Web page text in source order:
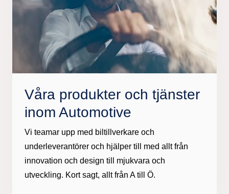
Våra produkter och tjänster
inom Automotive
Vi teamar upp med biltillverkare och
underleverantörer och hjälper till med allt från
innovation och design till mjukvara och
utveckling. Kort sagt, allt från A till Ö.